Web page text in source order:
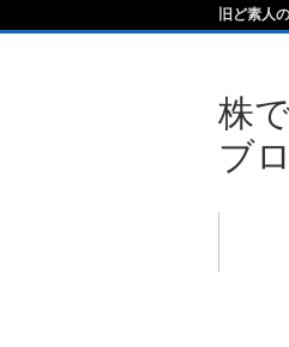
株
ブ
旧ど素人